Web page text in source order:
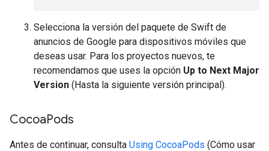
Selecciona la versión del paquete de Swift de
anuncios de Google para dispositivos móviles que
deseas usar. Para los proyectos nuevos, te
recomendamos que uses la opción Up to Next Major
Version (Hasta la siguiente versión principal).
CocoaPods
Antes de continuar, consulta Using CocoaPods (Cómo usar